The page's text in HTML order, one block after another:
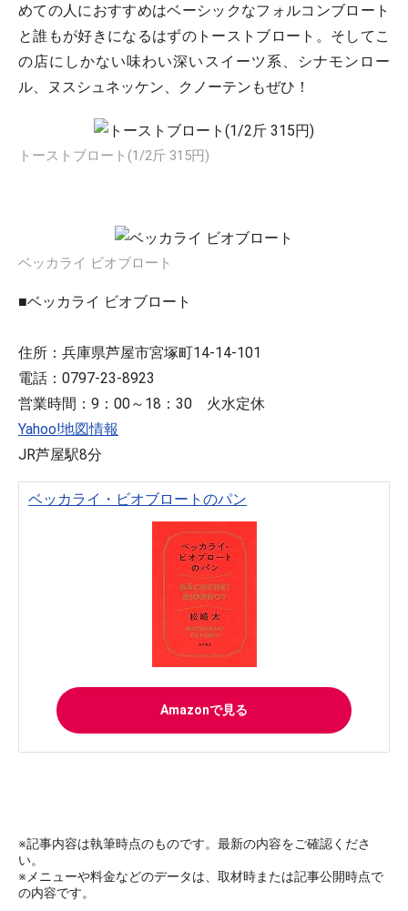
めての人におすすめはベーシックなフォルコンブロート
と誰もが好きになるはずのトーストブロート。そしてこ
の店にしかない味わい深いスイーツ系、シナモンロー
ル、ヌスシュネッケン、クノーテンもぜひ！
トーストブロート(1/2斤 315円)
ベッカライ ビオブロート
■ベッカライ ビオブロート
住所：兵庫県芦屋市宮塚町14-14-101
電話：0797-23-8923
営業時間：9：00～18：30 火水定休
Yahoo!地図情報
JR芦屋駅8分
ベッカライ・ビオブロートのパン
Amazonで見る
※記事内容は執筆時点のものです。最新の内容をご確認くださ
い。
※メニューや料金などのデータは、取材時または記事公開時点で
の内容です。